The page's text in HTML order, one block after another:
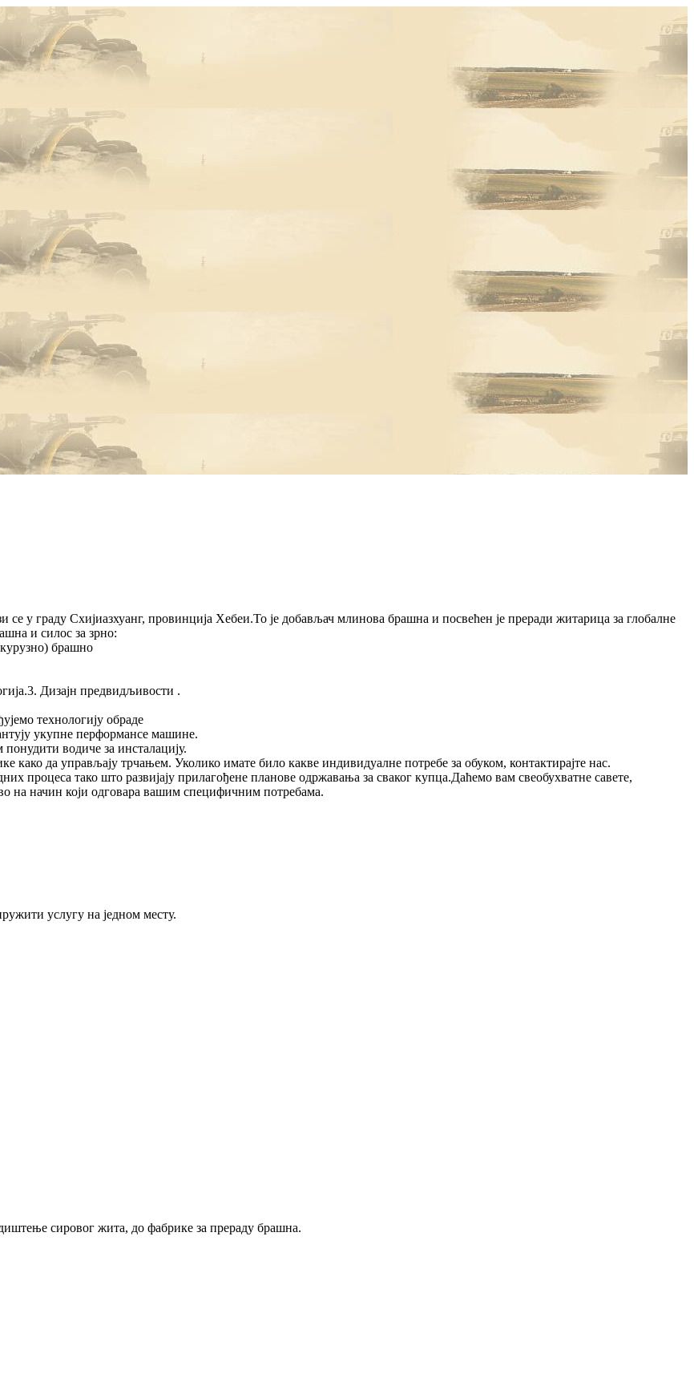
у граду Схијиазхуанг, провинција Хебеи.То је добављач млинова брашна и посвећен је преради житарица за глобалне
и силос за зрно:
брашно
Дизајн предвидљивости .
технологију обраде
укупне перформансе машине.
водиче за инсталацију.
да управљају трчањем. Уколико имате било какве индивидуалне потребе за обуком, контактирајте нас.
процеса тако што развијају прилагођене планове одржавања за сваког купца.Даћемо вам свеобухватне савете,
на начин који одговара вашим специфичним потребама.
услугу на једном месту.
сировог жита, до фабрике за прераду брашна.